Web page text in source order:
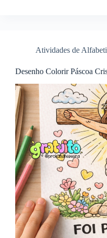
Atividades de
Desenho Colorir Páscoa